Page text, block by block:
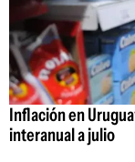
Inflación en
interanual a julio